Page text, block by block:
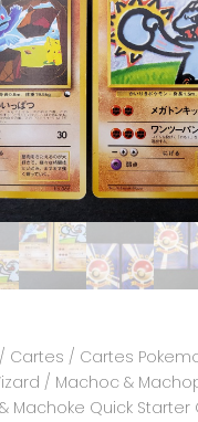
/ Cartes / Cartes
/ Machoc &
& Machoke Quick Starter